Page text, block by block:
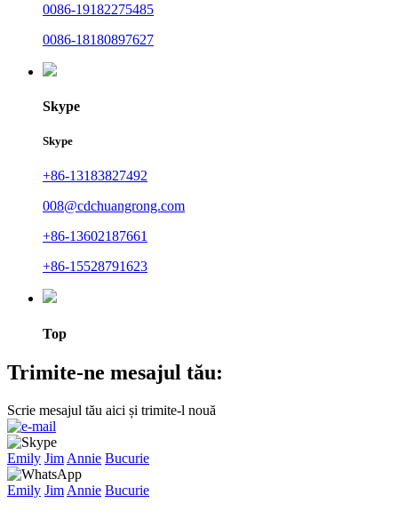
0086-19182275485
0086-18180897627
Skype
Skype
+86-13183827492
008@cdchuangrong.com
+86-13602187661
+86-15528791623
Top
Trimite-ne mesajul tău:
Scrie mesajul tău aici și trimite-l nouă
Emily Jim Annie Bucurie
Emily Jim Annie Bucurie